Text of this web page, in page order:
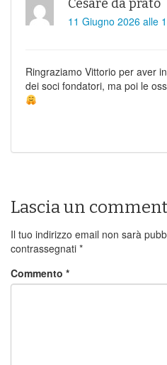
Cesare da prato
11 Giugno 2026 alle
Ringraziamo Vittorio per aver
dei soci fondatori, ma poi le
Lascia un
Il tuo indirizzo email non sarà
contrassegnati *
Commento *